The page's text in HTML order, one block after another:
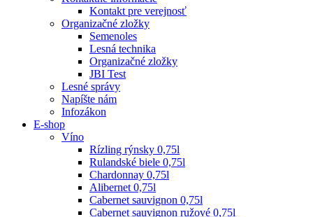
Kontakt pre verejnosť
Organizačné zložky
Semenoles
Lesná technika
Organizačné zložky
JBI Test
Lesné správy
Napíšte nám
Infozákon
E-shop
Víno
Rízling rýnsky 0,75l
Rulandské biele 0,75l
Chardonnay 0,75l
Alibernet 0,75l
Cabernet sauvignon 0,75l
Cabernet sauvignon ružové 0,75l